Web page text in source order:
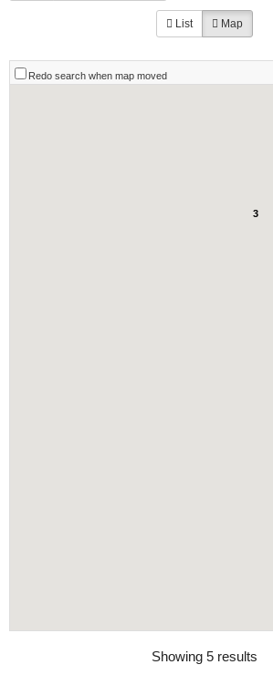
List Map
Redo search when map moved
3
Showing 5 results